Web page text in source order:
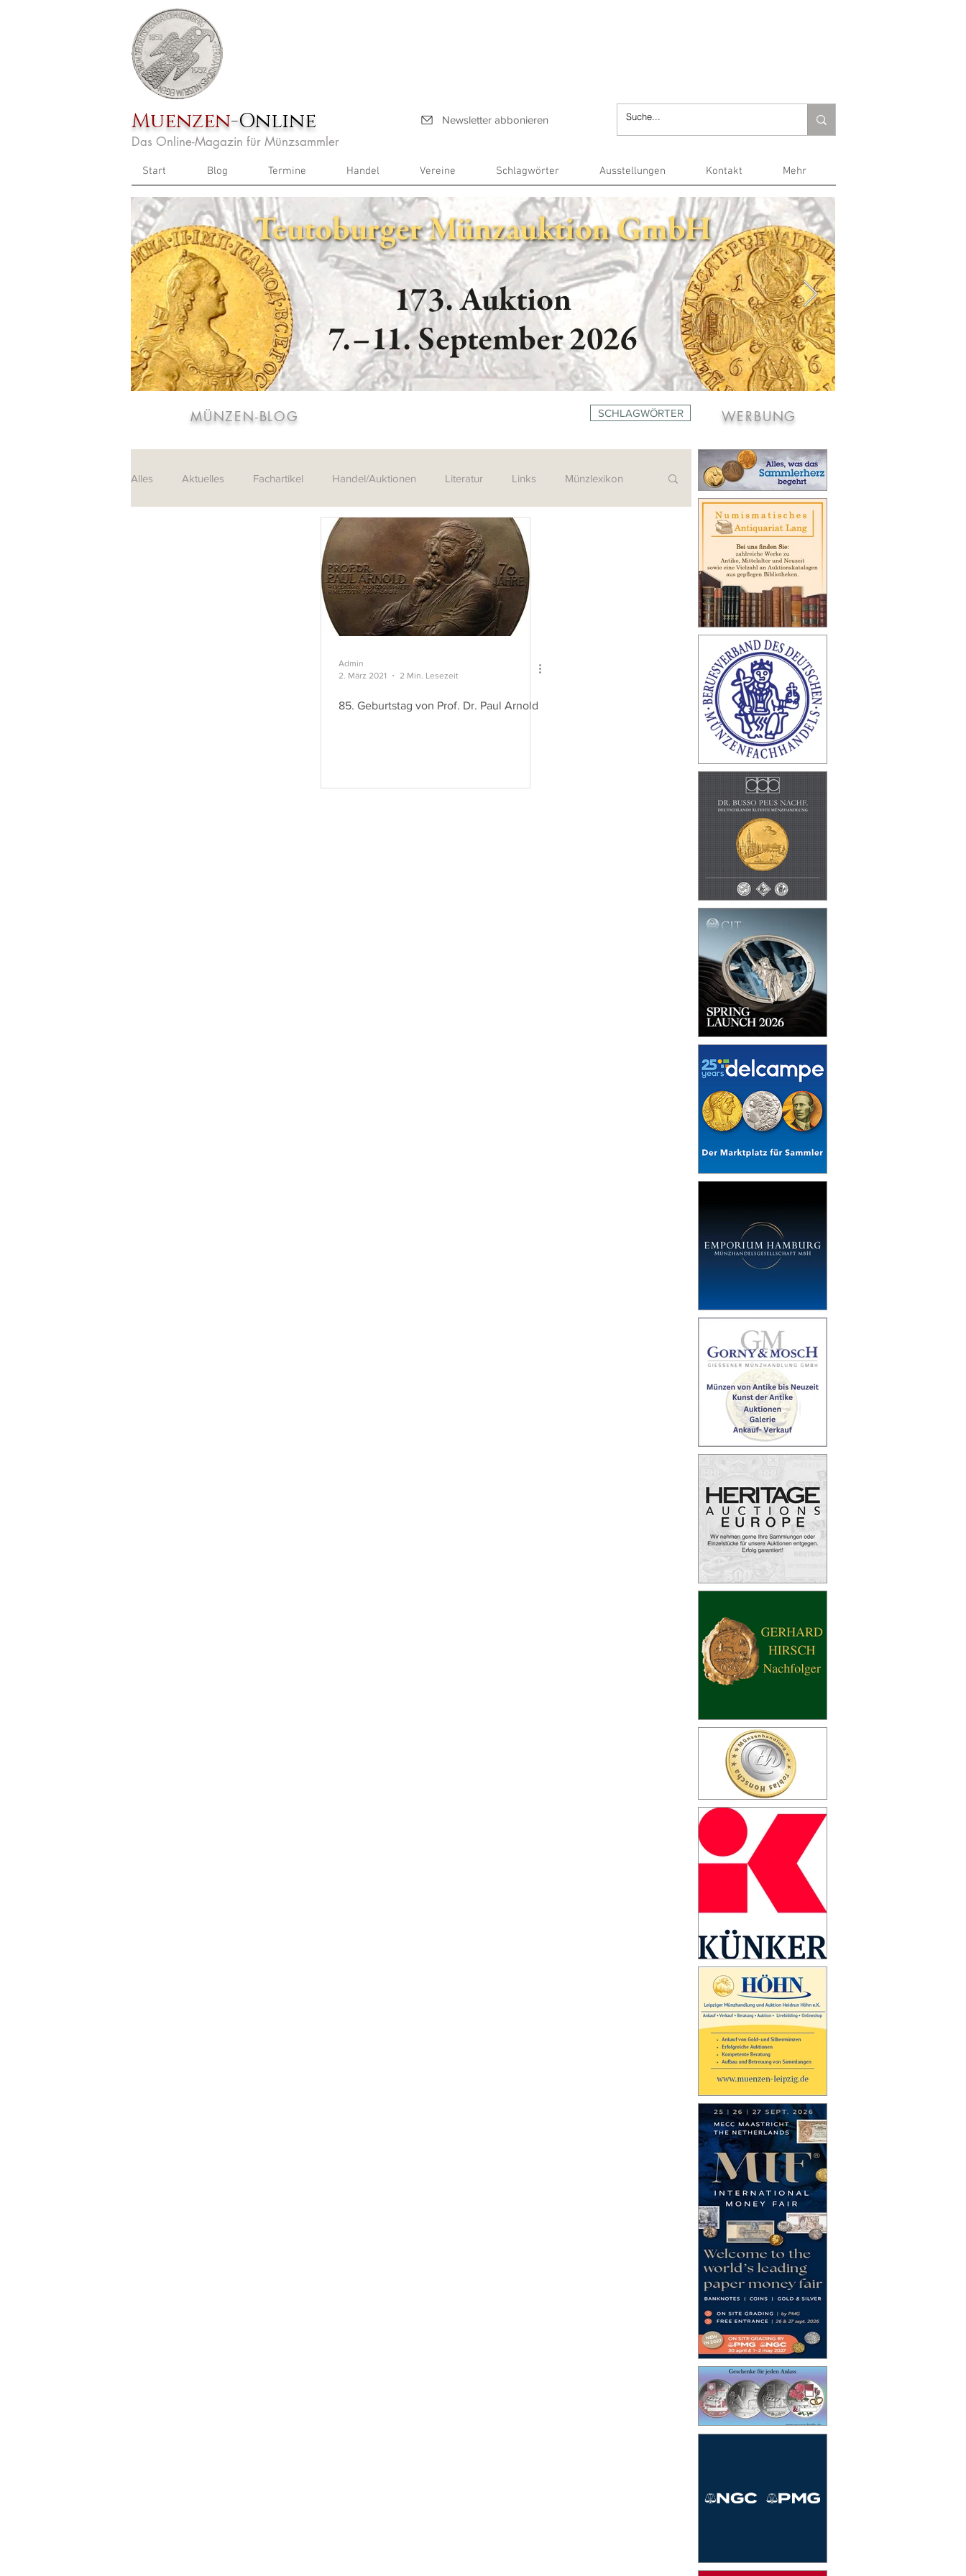
Muenzen-Online Newsletter abbonieren
Das Online-Magazin für Münzsammler
Start Blog Termine Handel Vereine Schlagwörter Ausstellungen Kontakt Mehr
MÜNZEN-BLOG SCHLAGWÖRTER WERBUNG
Alles Aktuelles Fachartikel Handel/Auktionen Literatur Links Münzlexikon
Admin
2. März 2021
2 Min. Lesezeit
85. Geburtstag von Prof. Dr. Paul Arnold